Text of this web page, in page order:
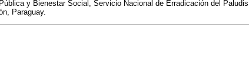
y Bienestar Social, Servicio Nacional de Erradicación del
Paraguay.